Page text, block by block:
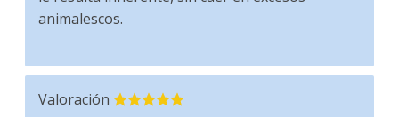
animalescos.
Valoración